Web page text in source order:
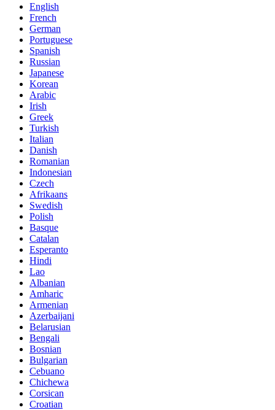
English
French
German
Portuguese
Spanish
Russian
Japanese
Korean
Arabic
Irish
Greek
Turkish
Italian
Danish
Romanian
Indonesian
Czech
Afrikaans
Swedish
Polish
Basque
Catalan
Esperanto
Hindi
Lao
Albanian
Amharic
Armenian
Azerbaijani
Belarusian
Bengali
Bosnian
Bulgarian
Cebuano
Chichewa
Corsican
Croatian